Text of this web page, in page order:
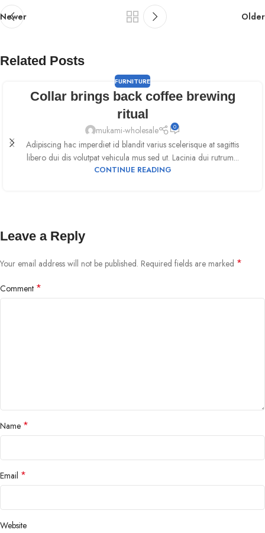
Newer Older
Related Posts
FURNITURE
Collar brings back coffee brewing
ritual
mukami-wholesale 0
Adipiscing hac imperdiet id blandit varius scelerisque at sagittis
libero dui dis volutpat vehicula mus sed ut. Lacinia dui rutrum...
CONTINUE READING
Leave a Reply
Your email address will not be published. Required fields are marked *
Comment *
Name *
Email *
Website